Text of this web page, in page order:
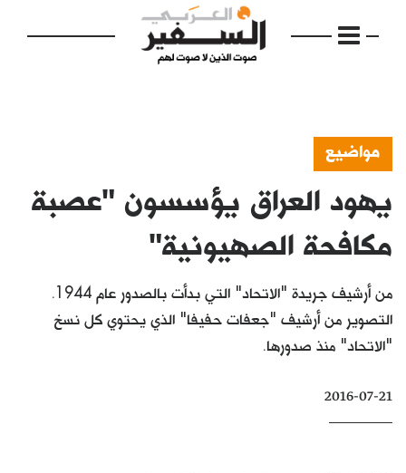
الرئيسية
مواضيع
فكرة
دفاتر
بالصورة
كتّابنا
مواضيع
يهود العراق يؤسسون "عصبة
مكافحة الصهيونية"
من أرشيف جريدة "الاتحاد" التي بدأت بالصدور عام 1944.
التصوير من أرشيف "جعفات حفيفا" الذي يحتوي كل نسخ
"الاتحاد" منذ صدورها.
2016-07-21